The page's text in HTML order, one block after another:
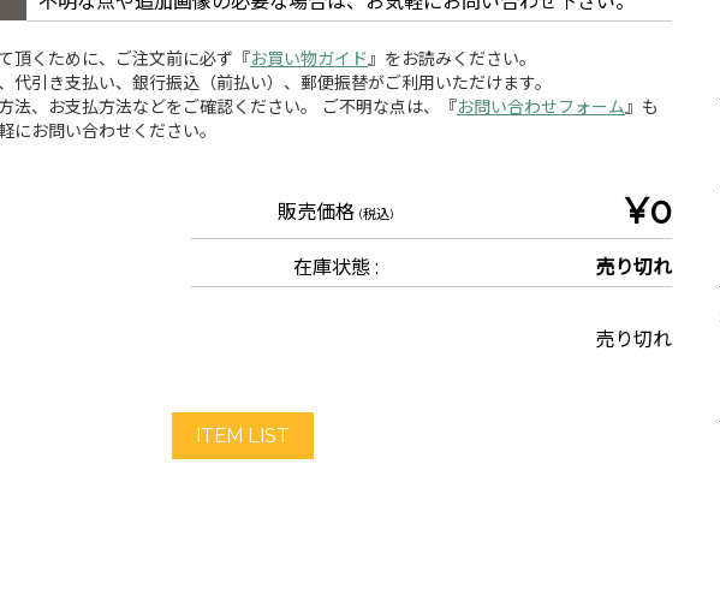
頂くために、ご注文前に必ず『お買い物ガイド 』をお読みください。
代引き支払い、銀行振込（前払い）、郵便振替がご利用いただけます。
法、お支払方法などをご確認ください。 ご不明な点は、『お問い合わせフォーム 』も
にお問い合わせください。
販売価格(税込) ¥0
在庫状態 : 売り切れ
売り切れ
ITEM LIST